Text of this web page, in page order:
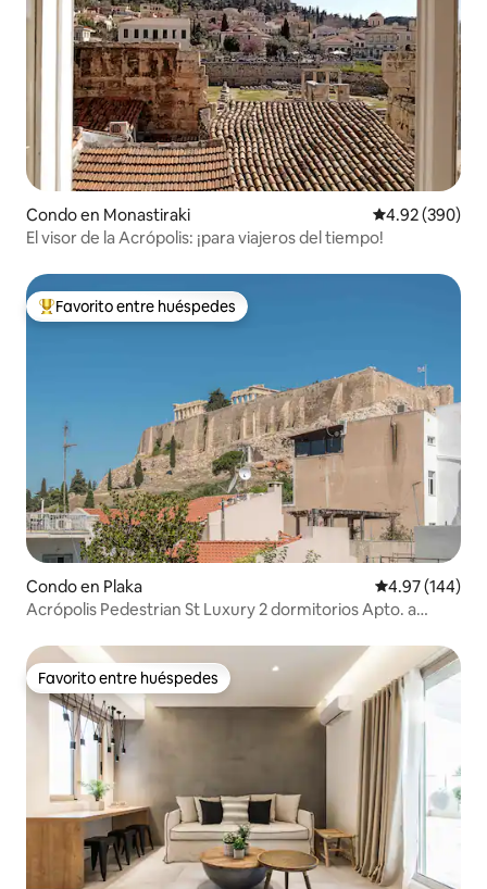
Condo en Monastiraki Calificación
4.92 (390)
El visor de la Acrópolis: ¡para viajeros del tiempo!
Favorito entre huéspedes preferido
Favorito entre huéspedes
Condo en Plaka Calificación
4.97 (144)
Acrópolis Pedestrian St Luxury 2 dormitorios Apto. a
Favorito entre huéspedes
Favorito entre huéspedes